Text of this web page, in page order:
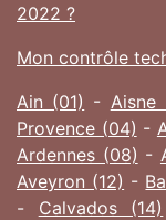
2022 ?
Mon contrôle
Ain (01) - Aisne
Provence (04) -
Ardennes (08) -
Aveyron (12) -
- Calvados (14)